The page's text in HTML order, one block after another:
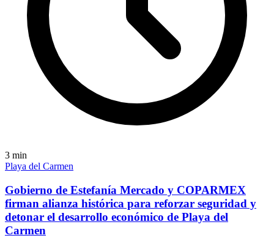
3 min
Playa del Carmen
Gobierno de Estefanía Mercado y COPARMEX
firman alianza histórica para reforzar seguridad y
detonar el desarrollo económico de Playa del
Carmen